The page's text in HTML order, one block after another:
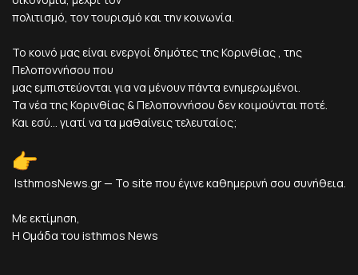
πολιτισμό, τον τουρισμό και την κοινωνία.
Το κοινό μας είναι ενεργοί δημότες της Κορινθίας , της
Πελοποννήσου που
μας εμπιστεύονται για να μένουν πάντα ενημερωμένοι.
Τα νέα της Κορινθίας & Πελοποννήσου δεν κοιμούνται ποτέ.
Και εσύ... γιατί να τα μαθαίνεις τελευταίος;
IsthmosNews.gr — Το site που έγινε καθημερινή σου συνήθεια.
Με εκτίμηση,
Η Ομάδα του isthmos News